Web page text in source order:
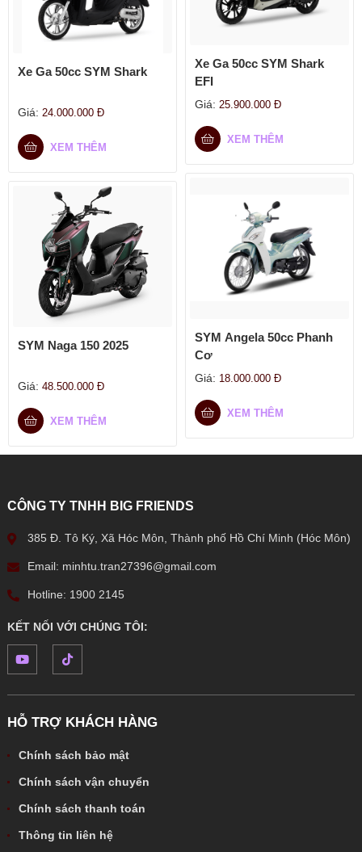
Xe Ga 50cc SYM Shark
EFI
Giá: 25.900.000 Đ
XEM THÊM
Xe Ga 50cc SYM Shark
Giá: 24.000.000 Đ
XEM THÊM
SYM Angela 50cc Phanh
Cơ
Giá: 18.000.000 Đ
XEM THÊM
SYM Naga 150 2025
Giá: 48.500.000 Đ
XEM THÊM
CÔNG TY TNHH BIG FRIENDS
385 Đ. Tô Ký, Xã Hóc Môn, Thành phố Hồ Chí Minh (Hóc Môn)
Email: minhtu.tran27396@gmail.com
Hotline: 1900 2145
KẾT NỐI VỚI CHÚNG TÔI:
HỖ TRỢ KHÁCH HÀNG
Chính sách bảo mật
Chính sách vận chuyển
Chính sách thanh toán
Thông tin liên hệ